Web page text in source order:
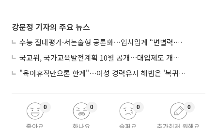
강문정 기자의 주요 뉴스
수능 절대평가·서논술형 공론화⋯입시업계 “변별력·사교육 대책 먼저”
국교위, 국가교육발전계획 10월 공개⋯대입제도 개편 공론화 추진
"육아휴직만으론 한계"⋯여성 경력유지 해법은 '복귀 후 유연근무’
좋아요
0
화나요
0
슬퍼요
0
추가취재 원해요
0